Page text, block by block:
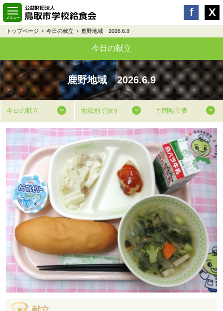
トップページ 今日の献立 鹿野地域 2026.6.9
今日の献立
鹿野地域 2026.6.9
今日の献立 地域別で探す 月間献立表